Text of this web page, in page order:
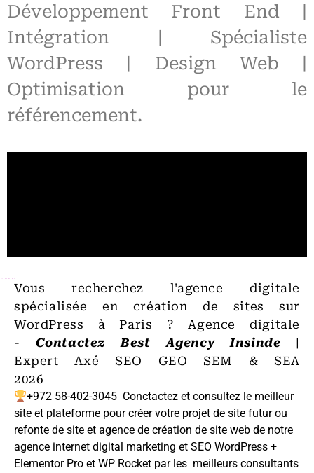
Développement Front End |
Intégration | Spécialiste
WordPress | Design Web |
Optimisation pour le
référencement.
Vous recherchez l'agence digitale
spécialisée en création de sites sur
WordPress à Paris ? Agence digitale
- Contactez Best Agency Insinde
Expert Axé SEO GEO SEM & SEA
2026
+972 58-402-3045 Conctactez et consultez le meilleur
site et plateforme pour créer votre projet de site futur ou
refonte de site et agence de création de site web de notre
agence internet digital marketing et SEO WordPress +
Elementor Pro et WP Rocket par les meilleurs consultants